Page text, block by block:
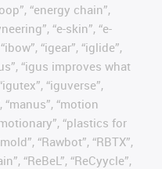
“energy chain”,
“e-skin”, “e-
“igear”, “iglide”,
“igus improves what
“iguverse”,
“manus”, “motion
“plastics for
“Rawbot”, “RBTX”,
“ReBeL”, “ReCyycle”,